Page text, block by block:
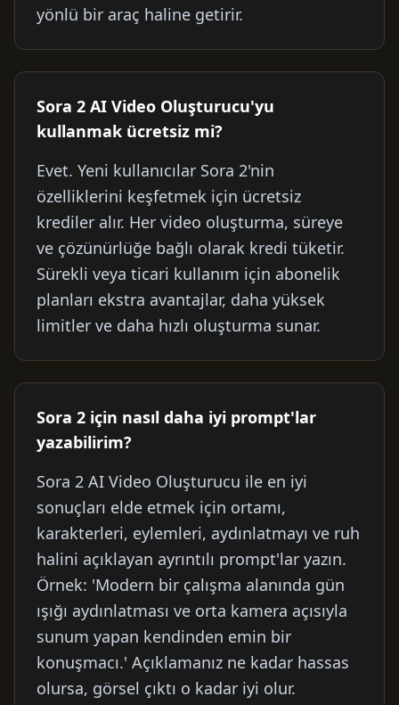
yönlü bir araç haline getirir.
Sora 2 AI Video Oluşturucu'yu
kullanmak ücretsiz mi?
Evet. Yeni kullanıcılar Sora 2'nin
özelliklerini keşfetmek için ücretsiz
krediler alır. Her video oluşturma, süreye
ve çözünürlüğe bağlı olarak kredi tüketir.
Sürekli veya ticari kullanım için abonelik
planları ekstra avantajlar, daha yüksek
limitler ve daha hızlı oluşturma sunar.
Sora 2 için nasıl daha iyi prompt'lar
yazabilirim?
Sora 2 AI Video Oluşturucu ile en iyi
sonuçları elde etmek için ortamı,
karakterleri, eylemleri, aydınlatmayı ve ruh
halini açıklayan ayrıntılı prompt'lar yazın.
Örnek: 'Modern bir çalışma alanında gün
ışığı aydınlatması ve orta kamera açısıyla
sunum yapan kendinden emin bir
konuşmacı.' Açıklamanız ne kadar hassas
olursa, görsel çıktı o kadar iyi olur.